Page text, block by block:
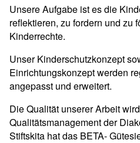
Unsere Aufgabe ist es die
reflektieren, zu fordern und zu
Kinderrechte.
Unser Kinderschutzkonzept
Einrichtungskonzept werden
angepasst und erweitert.
Die Qualität unserer Arbeit
Qualitätsmanagement der
Stiftskita hat das BETA-